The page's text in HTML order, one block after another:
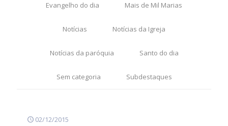
Evangelho do dia Mais de Mil Marias
Notícias Notícias da Igreja
Notícias da paróquia Santo do dia
Sem categoria Subdestaques
02/12/2015